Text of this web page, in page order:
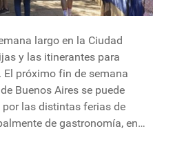
largo en la Ciudad
y las itinerantes para
próximo fin de semana
Buenos Aires se puede
las distintas ferias de
de gastronomía, en…